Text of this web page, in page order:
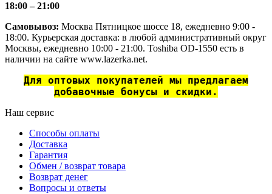
18:00 – 21:00
Самовывоз: Москва Пятницкое шоссе 18, ежедневно 9:00 -
18:00. Курьерская доставка: в любой административный округ
Москвы, ежедневно 10:00 - 21:00. Toshiba OD-1550 есть в
наличии на сайте www.lazerka.net.
Для оптовых покупателей мы предлагаем
добавочные бонусы и скидки.
Наш сервис
Способы оплаты
Доставка
Гарантия
Обмен / возврат товара
Возврат денег
Вопросы и ответы